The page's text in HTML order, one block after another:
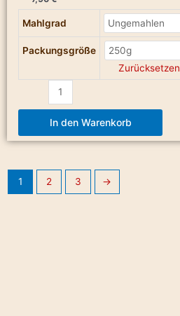
Mahlgrad
Packungsgröße
Zurücksetzen
In den Warenkorb
1 2 3 →